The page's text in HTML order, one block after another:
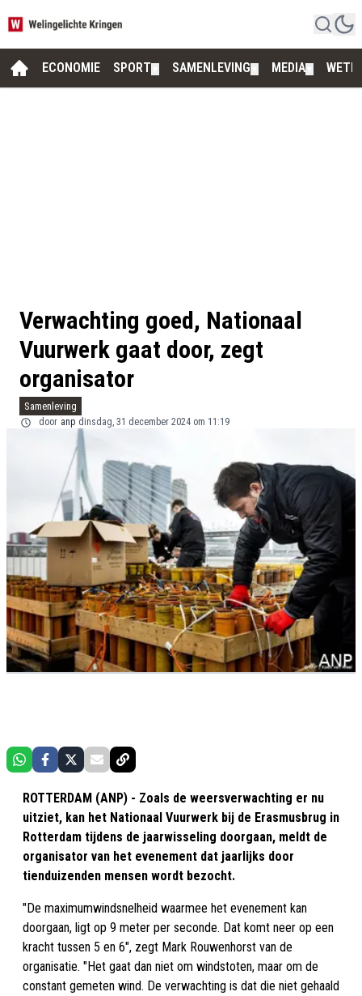
ECONOMIE SPORT SAMENLEVING MEDIA
Verwachting goed, Nationaal
Vuurwerk gaat door, zegt
organisator
Samenleving
door anp dinsdag, 31 december 2024 om 11:19
ROTTERDAM (ANP) - Zoals de weersverwachting er nu
uitziet, kan het Nationaal Vuurwerk bij de Erasmusbrug in
Rotterdam tijdens de jaarwisseling doorgaan, meldt de
organisator van het evenement dat jaarlijks door
tienduizenden mensen wordt bezocht.
"De maximumwindsnelheid waarmee het evenement kan
doorgaan, ligt op 9 meter per seconde. Dat komt neer op een
kracht tussen 5 en 6", zegt Mark Rouwenhorst van de
organisatie. "Het gaat dan niet om windstoten, maar om de
constant gemeten wind. De verwachting is dat die niet gehaald